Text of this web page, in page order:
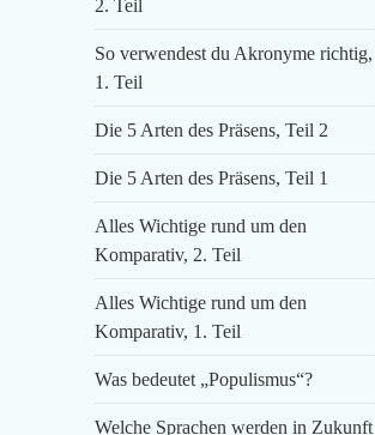
2. Teil
So verwendest du Akronyme richtig,
1. Teil
Die 5 Arten des Präsens, Teil 2
Die 5 Arten des Präsens, Teil 1
Alles Wichtige rund um den
Komparativ, 2. Teil
Alles Wichtige rund um den
Komparativ, 1. Teil
Was bedeutet „Populismus“?
Welche Sprachen werden in Zukunft